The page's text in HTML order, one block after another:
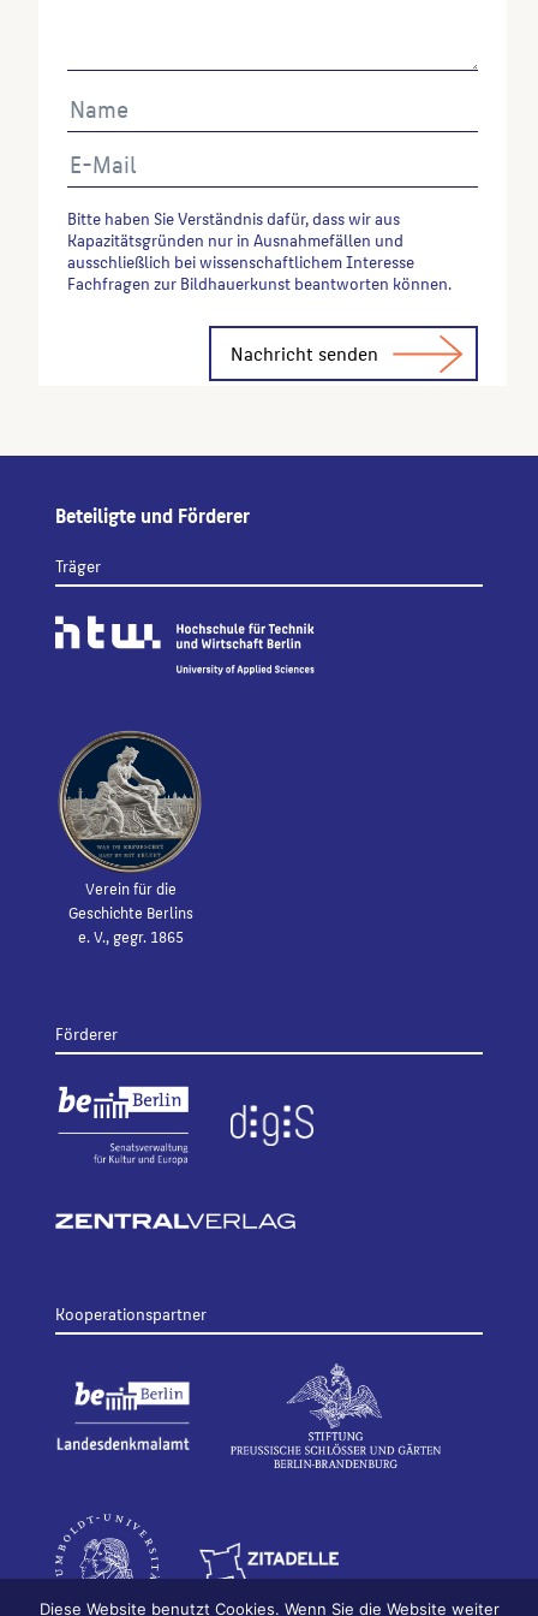
Bitte haben Sie Verständnis dafür, dass wir aus
Kapazitätsgründen nur in Ausnahmefällen und
ausschließlich bei wissenschaftlichem Interesse
Fachfragen zur Bildhauerkunst beantworten können.
Beteiligte und Förderer
Träger
Verein für die
Geschichte Berlins
e. V., gegr. 1865
Förderer
Kooperationspartner
Diese Website benutzt Cookies. Wenn Sie die Website weiter